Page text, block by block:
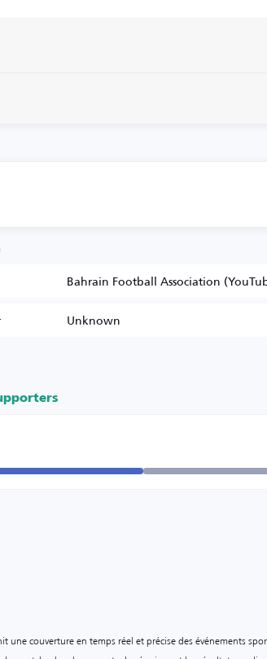
Bahrain Football Association
Unknown
une couverture en temps réel et précise des événements